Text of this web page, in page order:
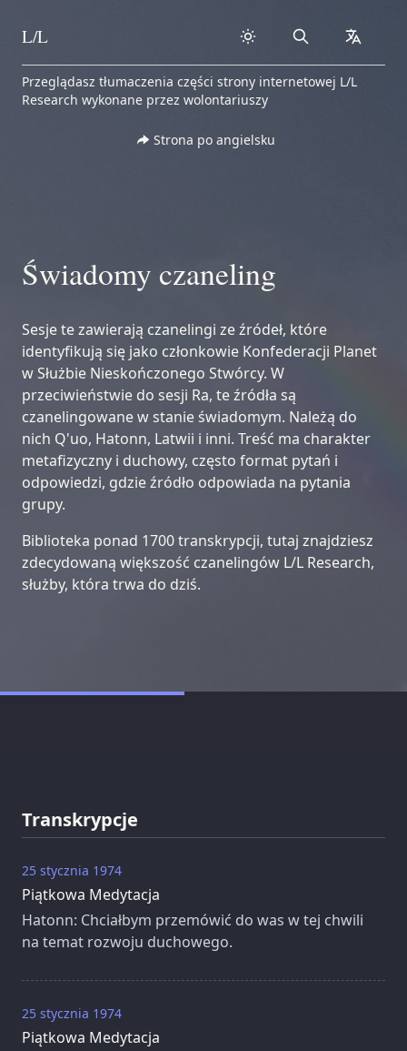
Skip to content
L/L Search
Przeglądasz tłumaczenia części strony internetowej L/L
Research wykonane przez wolontariuszy
Strona po angielsku
Świadomy czaneling
Sesje te zawierają czanelingi ze źródeł, które
identyfikują się jako członkowie Konfederacji Planet
w Służbie Nieskończonego Stwórcy. W
przeciwieństwie do sesji Ra, te źródła są
czanelingowane w stanie świadomym. Należą do
nich Q'uo, Hatonn, Latwii i inni. Treść ma charakter
metafizyczny i duchowy, często format pytań i
odpowiedzi, gdzie źródło odpowiada na pytania
grupy.
Biblioteka ponad 1700 transkrypcji, tutaj znajdziesz
zdecydowaną większość czanelingów L/L Research,
służby, która trwa do dziś.
Transkrypcje
25 stycznia 1974
Piątkowa Medytacja
Hatonn: Chciałbym przemówić do was w tej chwili
na temat rozwoju duchowego.
25 stycznia 1974
Piątkowa Medytacja